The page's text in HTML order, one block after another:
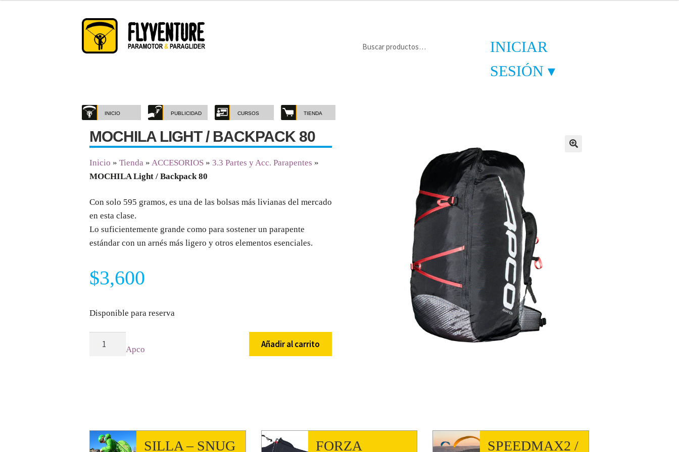
Saltar
navegación
Ir
contenido
INICIAR
SESIÓN ▾
Buscar
INICIO PUBLICIDAD CURSOS TIENDA
MOCHILA LIGHT / BACKPACK 80
Inicio » Tienda » ACCESORIOS » 3.3 Partes y Acc. Parapentes »
MOCHILA Light / Backpack 80
Con solo 595 gramos, es una de las bolsas más livianas del mercado
en esta clase.
Lo suficientemente grande como para sostener un parapente
estándar con un arnés más ligero y otros elementos esenciales.
$3,600
Disponible para reserva
Añadir al carrito
Apco
SILLA – SNUG FORZA SPEEDMAX2 /